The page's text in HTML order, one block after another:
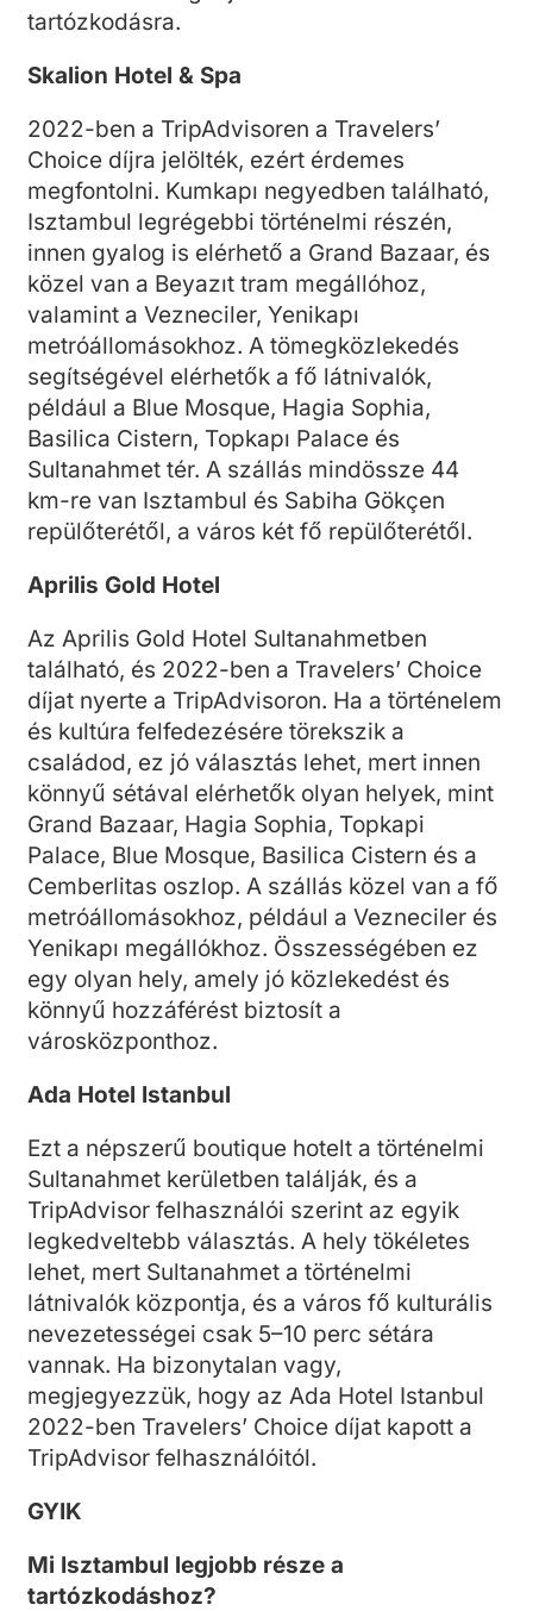
tartózkodásra.
Skalion Hotel & Spa
2022-ben a TripAdvisoren a Travelers’
Choice díjra jelölték, ezért érdemes
megfontolni. Kumkapı negyedben található,
Isztambul legrégebbi történelmi részén,
innen gyalog is elérhető a Grand Bazaar, és
közel van a Beyazıt tram megállóhoz,
valamint a Vezneciler, Yenikapı
metróállomásokhoz. A tömegközlekedés
segítségével elérhetők a fő látnivalók,
például a Blue Mosque, Hagia Sophia,
Basilica Cistern, Topkapı Palace és
Sultanahmet tér. A szállás mindössze 44
km-re van Isztambul és Sabiha Gökçen
repülőterétől, a város két fő repülőterétől.
Aprilis Gold Hotel
Az Aprilis Gold Hotel Sultanahmetben
található, és 2022-ben a Travelers’ Choice
díjat nyerte a TripAdvisoron. Ha a történelem
és kultúra felfedezésére törekszik a
családod, ez jó választás lehet, mert innen
könnyű sétával elérhetők olyan helyek, mint
Grand Bazaar, Hagia Sophia, Topkapi
Palace, Blue Mosque, Basilica Cistern és a
Cemberlitas oszlop. A szállás közel van a fő
metróállomásokhoz, például a Vezneciler és
Yenikapı megállókhoz. Összességében ez
egy olyan hely, amely jó közlekedést és
könnyű hozzáférést biztosít a
városközponthoz.
Ada Hotel Istanbul
Ezt a népszerű boutique hotelt a történelmi
Sultanahmet kerületben találják, és a
TripAdvisor felhasználói szerint az egyik
legkedveltebb választás. A hely tökéletes
lehet, mert Sultanahmet a történelmi
látnivalók központja, és a város fő kulturális
nevezetességei csak 5–10 perc sétára
vannak. Ha bizonytalan vagy,
megjegyezzük, hogy az Ada Hotel Istanbul
2022-ben Travelers’ Choice díjat kapott a
TripAdvisor felhasználóitól.
GYIK
Mi Isztambul legjobb része a
tartózkodáshoz?